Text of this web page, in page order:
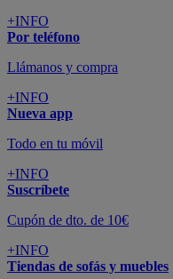
+INFO
Por teléfono
Llámanos y compra
+INFO
Nueva app
Todo en tu móvil
+INFO
Suscríbete
Cupón de dto. de 10€
+INFO
Tiendas de sofás y muebles